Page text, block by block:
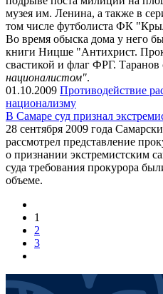
музея им. Ленина, а также в
том числе футболиста ФК
Во время обыска дома у него
книги Ницше "Антихрист.
свастикой и флаг ФРГ.
националистом".
01.10.2009 Противодействие
национализму
В Самаре суд признал
28 сентября 2009 года
рассмотрел представление
о признании экстремистским
суда требования прокурора
объеме.
1
2
3